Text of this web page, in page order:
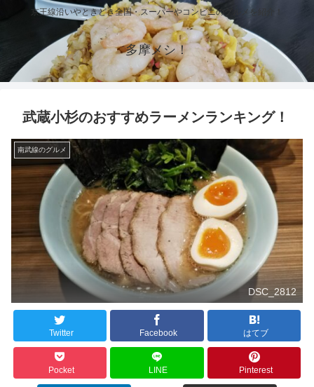
京王線沿いやときどき全国・スーパーやコンビニのグルメを紹介！
多摩メシ！
武蔵小杉のおすすめラーメンランキング！
南武線のグルメ
DSC_2812
Twitter Facebook はてブ
Pocket LINE Pinterest